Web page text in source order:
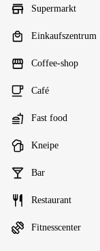
Supermarkt
Einkaufszentrum
Coffee-shop
Café
Fast food
Kneipe
Bar
Restaurant
Fitnesscenter